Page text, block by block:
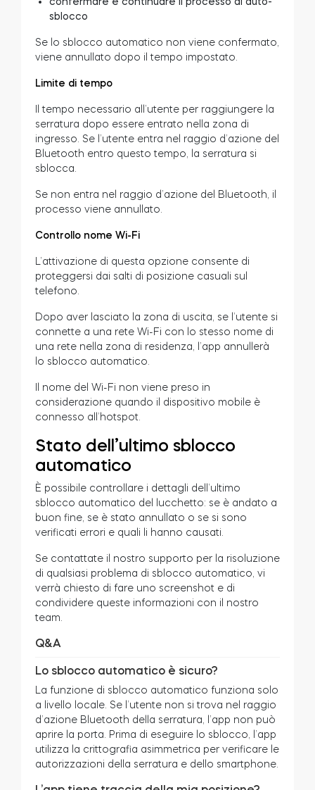
sblocco
Se lo sblocco automatico non viene confermato,
viene annullato dopo il tempo impostato.
Limite di tempo
Il tempo necessario all’utente per raggiungere la
serratura dopo essere entrato nella zona di
ingresso. Se l’utente entra nel raggio d’azione del
Bluetooth entro questo tempo, la serratura si
sblocca.
Se non entra nel raggio d’azione del Bluetooth, il
processo viene annullato.
Controllo nome Wi-Fi
L’attivazione di questa opzione consente di
proteggersi dai salti di posizione casuali sul
telefono.
Dopo aver lasciato la zona di uscita, se l’utente si
connette a una rete Wi-Fi con lo stesso nome di
una rete nella zona di residenza, l’app annullerà
lo sblocco automatico.
Il nome del Wi-Fi non viene preso in
considerazione quando il dispositivo mobile è
connesso all’hotspot.
Stato dell’ultimo sblocco
automatico
È possibile controllare i dettagli dell’ultimo
sblocco automatico del lucchetto: se è andato a
buon fine, se è stato annullato o se si sono
verificati errori e quali li hanno causati.
Se contattate il nostro supporto per la risoluzione
di qualsiasi problema di sblocco automatico, vi
verrà chiesto di fare uno screenshot e di
condividere queste informazioni con il nostro
team.
Q&A
Lo sblocco automatico è sicuro?
La funzione di sblocco automatico funziona solo
a livello locale. Se l’utente non si trova nel raggio
d’azione Bluetooth della serratura, l’app non può
aprire la porta. Prima di eseguire lo sblocco, l’app
utilizza la crittografia asimmetrica per verificare le
autorizzazioni della serratura e dello smartphone.